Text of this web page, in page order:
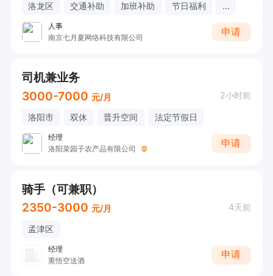
洛龙区 交通补助 加班补助 节日福利 ...
人事
南京七月夏网络科技有限公司
申请
司机兼业务
3000-7000 元/月 2小时前
洛阳市 双休 晋升空间 法定节假日
经理
洛阳菜园子农产品有限公司
申请
骑手（可兼职）
2350-3000 元/月 4天前
孟津区
经理
熏悟空送酒
申请